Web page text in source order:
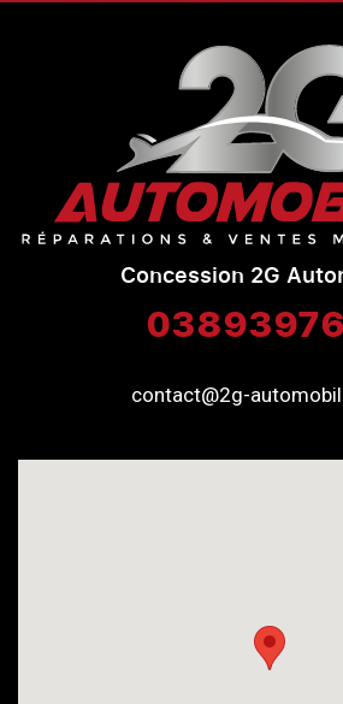
Concession 2G
contact@2g-